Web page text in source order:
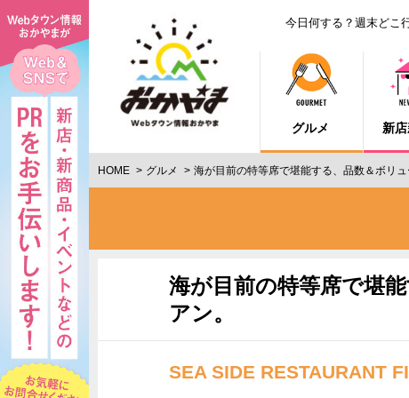
今日何する？週末どこ
グルメ 新
HOME グルメ 海が目前の特等席で堪能する、品数＆ボリュ
海が目前の特等席で堪
アン。
SEA SIDE RESTAURANT